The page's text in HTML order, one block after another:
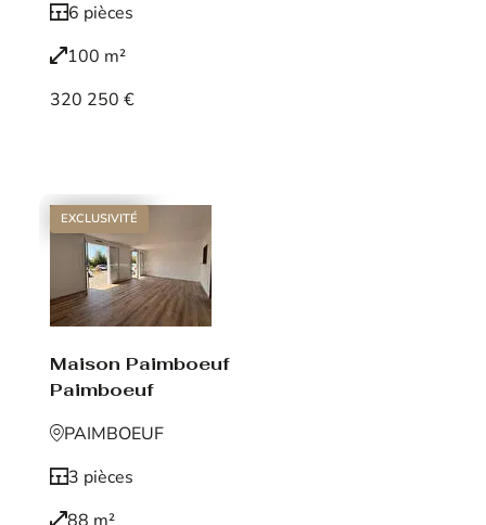
6 pièces
100 m²
320 250 €
EXCLUSIVITÉ
Maison Paimboeuf
Paimboeuf
PAIMBOEUF
3 pièces